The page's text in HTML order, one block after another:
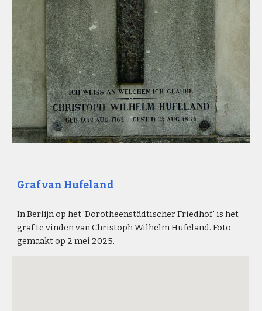
Graf van Hufeland
In Berlijn op het 'Dorotheenstädtischer Friedhof' is het
graf te vinden van Christoph Wilhelm Hufeland. Foto
gemaakt op 2 mei 2025.